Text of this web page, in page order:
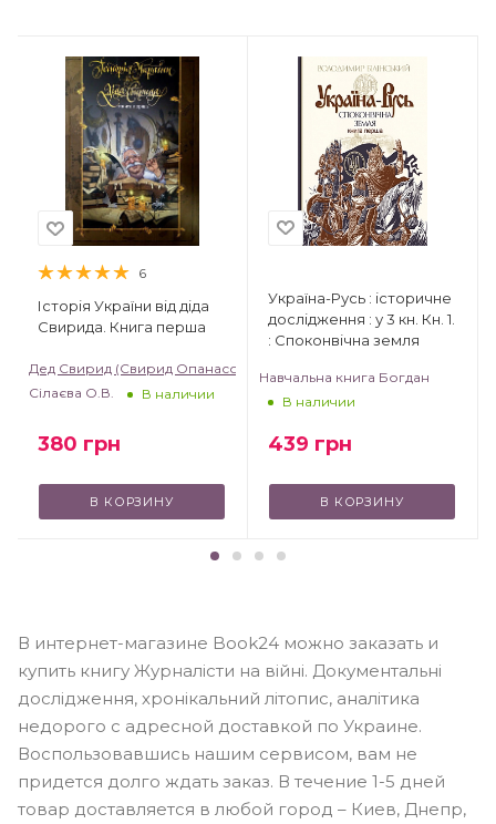
6
Історія України від діда
Свирида. Книга перша
Дед Свирид (Свирид Опанасович)
Сілаєва О.В.
В наличии
380 грн
В КОРЗИНУ
Україна-Русь : історичне
дослідження : у 3 кн. Кн. 1.
: Споконвічна земля
Навчальна книга Богдан
В наличии
439 грн
В КОРЗИНУ
В интернет-магазине Book24 можно заказать и
купить книгу Журналісти на війні. Документальні
дослідження, хронікальний літопис, аналітика
недорого с адресной доставкой по Украине.
Воспользовавшись нашим сервисом, вам не
придется долго ждать заказ. В течение 1-5 дней
товар доставляется в любой город – Киев, Днепр,